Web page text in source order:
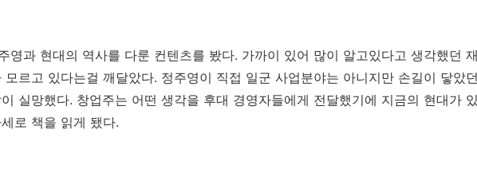
영과 현대의 역사를 다룬 컨텐츠를 봤다. 가까이 있어 많이 알고있다고 생각했던
르고 있다는걸 깨달았다. 정주영이 직접 일군 사업분야는 아니지만 손길이 닿았
실망했다. 창업주는 어떤 생각을 후대 경영자들에게 전달했기에 지금의 현대가
로 책을 읽게 됐다.